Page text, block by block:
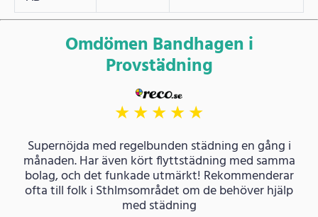
Omdömen Bandhagen i
Provstädning
★★★★★
Supernöjda med regelbunden städning en gång i
månaden. Har även kört flyttstädning med samma
bolag, och det funkade utmärkt! Rekommenderar
ofta till folk i Sthlmsområdet om de behöver hjälp
med städning